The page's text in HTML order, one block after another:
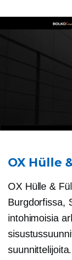
OX Hülle
OX Hülle &
Burgdorfissa,
intohimoisia
suunnittelijoita.